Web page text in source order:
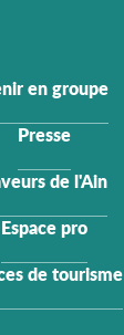
en groupe
Presse
de l'Ain
Espace pro
de tourisme